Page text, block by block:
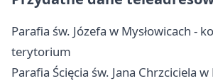
Parafia św. Józefa w Mysłowicach -
terytorium
Parafia Ścięcia św. Jana Chrzciciela w